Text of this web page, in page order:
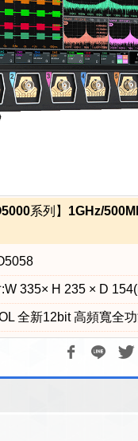
系列】1GHz/
:W 335× H 235 × D
全新12bit 高頻寬全